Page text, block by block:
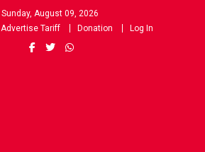
Sunday, August 09, 2026
Advertise Tariff Donation Log In